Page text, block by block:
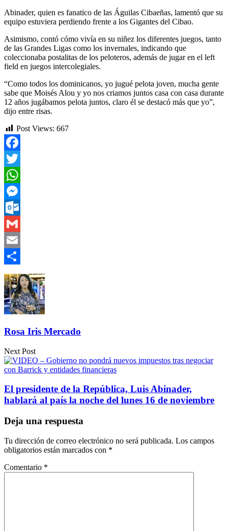
Abinader, quien es fanatico de las Águilas Cibaeñas, lamentó que su
equipo estuviera perdiendo frente a los Gigantes del Cibao.
Asimismo, contó cómo vivía en su niñez los diferentes juegos, tanto
de las Grandes Ligas como los invernales, indicando que
coleccionaba postalitas de los peloteros, además de jugar en el left
field en juegos intercolegiales.
“Como todos los dominicanos, yo jugué pelota joven, mucha gente
sabe que Moisés Alou y yo nos criamos juntos casa con casa durante
12 años jugábamos pelota juntos, claro él se destacó más que yo”,
dijo entre risas.
Post Views: 667
Facebook
Twitter
WhatsApp
Messenger
Outlook.com
Gmail
Email
Compartir
Rosa Iris Mercado
Next Post
El presidente de la República, Luis Abinader,
hablará al país la noche del lunes 16 de noviembre
Deja una respuesta
Tu dirección de correo electrónico no será publicada. Los campos
obligatorios están marcados con *
Comentario *